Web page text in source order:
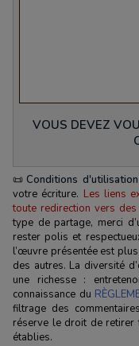
VOUS DEVEZ
📜 Conditions
votre écriture. Les liens
toute redirection vers
type de partage, merci
rester polis et
l’œuvre présentée est
des autres. La diversité
une richesse :
connaissance du
filtrage des
réserve le droit de retirer
établies.